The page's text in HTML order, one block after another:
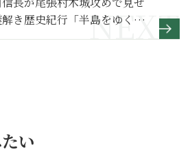
き歴史紀行「半島をゆく」
い